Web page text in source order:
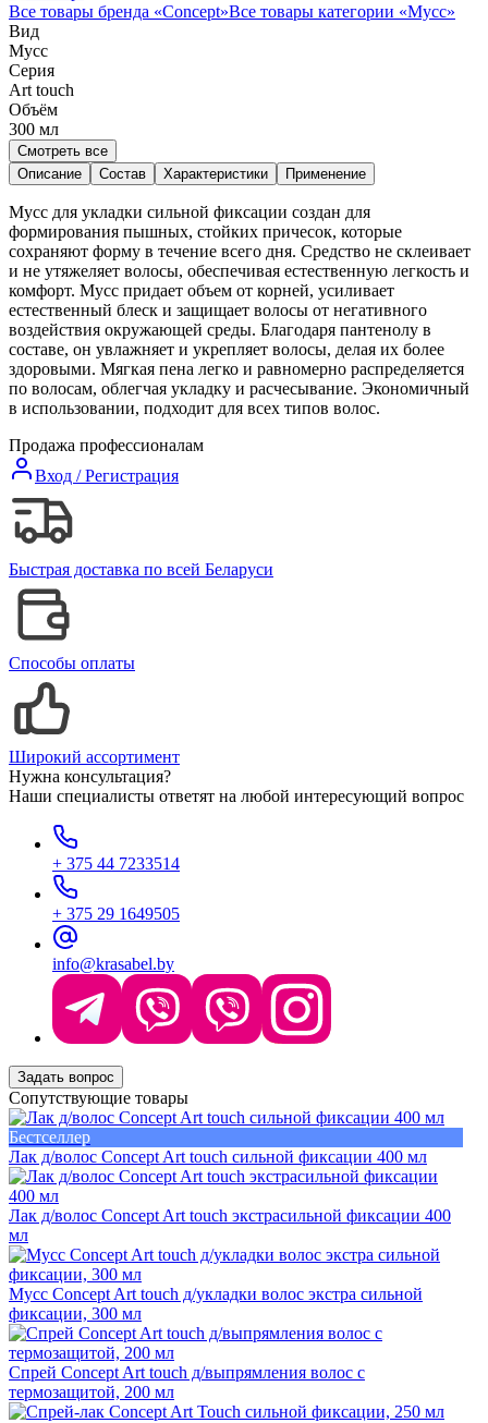
Все товары бренда «Concept»Все товары категории «Мусс»
Вид
Мусс
Серия
Art touch
Объём
300 мл
Смотреть все
Описание
Состав Характеристики Применение
Мусс для укладки сильной фиксации создан для
формирования пышных, стойких причесок, которые
сохраняют форму в течение всего дня. Средство не склеивает
и не утяжеляет волосы, обеспечивая естественную легкость и
комфорт. Мусс придает объем от корней, усиливает
естественный блеск и защищает волосы от негативного
воздействия окружающей среды. Благодаря пантенолу в
составе, он увлажняет и укрепляет волосы, делая их более
здоровыми. Мягкая пена легко и равномерно распределяется
по волосам, облегчая укладку и расчесывание. Экономичный
в использовании, подходит для всех типов волос.
Продажа профессионалам
Вход / Регистрация
Быстрая доставка по всей Беларуси
Способы оплаты
Широкий ассортимент
Нужна консультация?
Наши специалисты ответят на любой интересующий вопрос
+ 375 44 7233514
+ 375 29 1649505
info@krasabel.by
Задать вопрос
Сопутствующие товары
Бестселлер
Лак д/волос Concept Art touch сильной фиксации 400 мл
Лак д/волос Concept Art touch экстрасильной фиксации 400
мл
Мусс Concept Art touch д/укладки волос экстра сильной
фиксации, 300 мл
Спрей Concept Art touch д/выпрямления волос с
термозащитой, 200 мл